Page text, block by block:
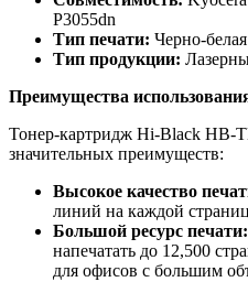
P3055dn
Тип печати: Черно-белая
Тип продукции:
Преимущества
Тонер-картридж Hi-Black HB-
значительных преимуществ:
Высокое качество
линий на каждой
Большой ресурс печати:
напечатать до 12,500
для офисов с большим